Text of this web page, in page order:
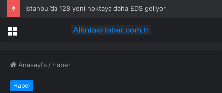
İstanbul’da 128 yeni noktaya daha EDS geliyor
Menü
Anasayfa / Haber
Haber